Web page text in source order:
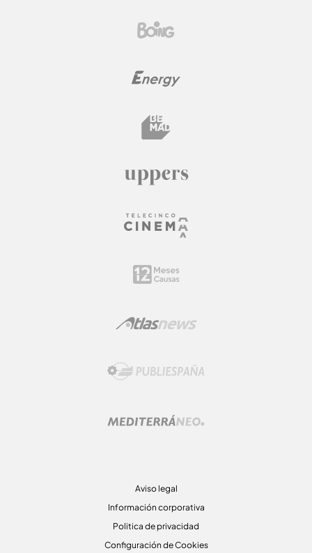
Aviso legal
Información corporativa
Politica de privacidad
Configuración de Cookies